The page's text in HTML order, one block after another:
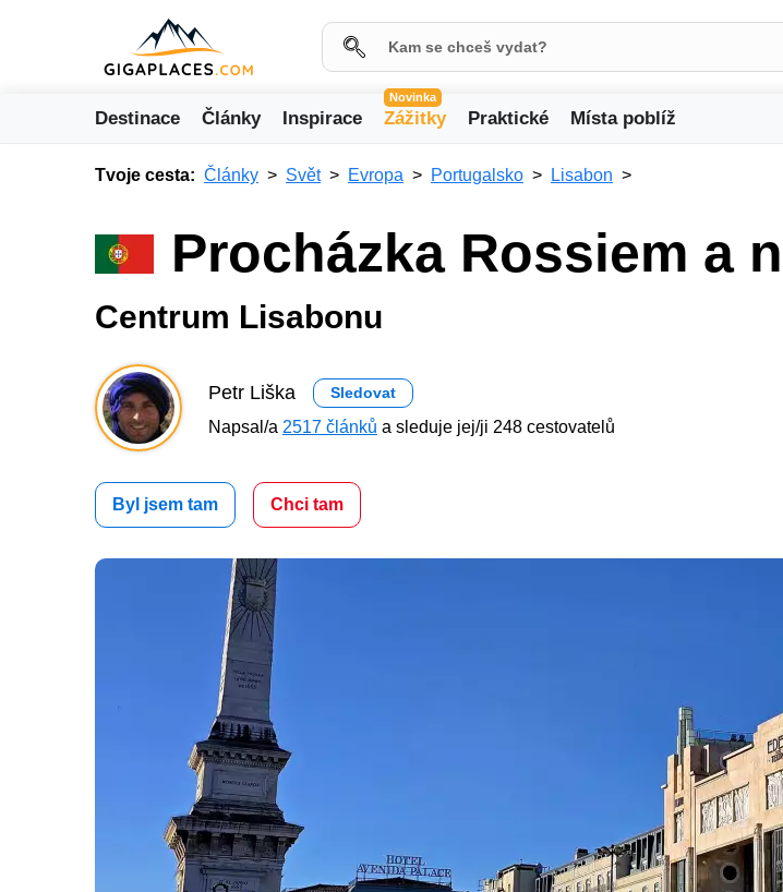
Destinace Články Inspirace
Novinka
Zážitky Praktické Místa poblíž
Tvoje cesta: Články Svět Evropa Portugalsko Lisabon
Procházka Rossiem a
Centrum Lisabonu
Petr Liška Sledovat
Napsal/a 2517 článků a sleduje jej/ji 248 cestovatelů
Byl jsem tam Chci tam